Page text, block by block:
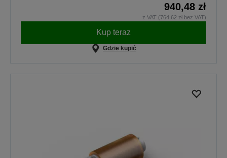
940,48 zł
z VAT (764,62 zł bez VAT)
Kup teraz
Gdzie kupić